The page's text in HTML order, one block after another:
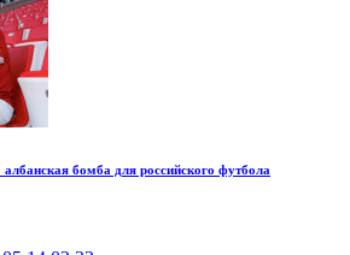
бомба для российского футбола